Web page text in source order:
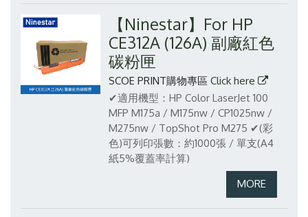
【Ninestar】For HP
CE312A (126A) 副廠紅色
碳粉匣
SCOE PRINT購物專區 Click here
✔適用機型：HP Color LaserJet 100
MFP M175a / M175nw / CP1025nw /
M275nw / TopShot Pro M275 ✔(彩
色)可列印張數：約1000張 / 單支(A4
紙5%覆蓋率計算)